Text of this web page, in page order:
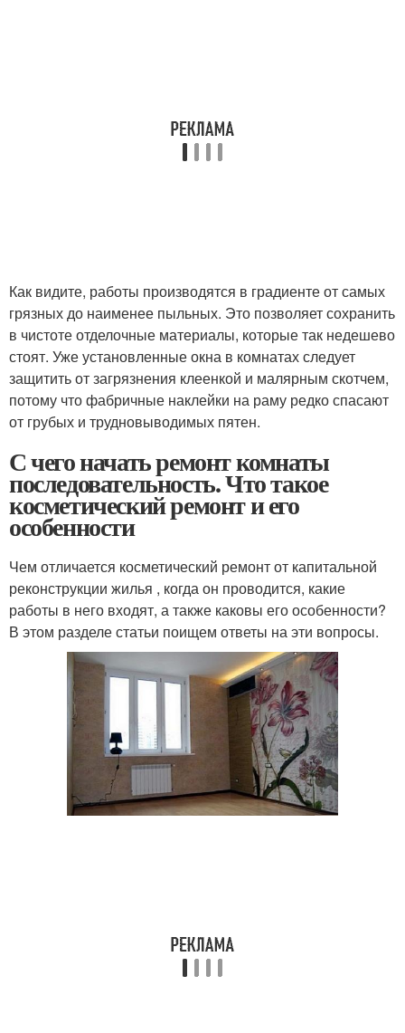
Как видите, работы производятся в градиенте от самых
грязных до наименее пыльных. Это позволяет сохранить
в чистоте отделочные материалы, которые так недешево
стоят. Уже установленные окна в комнатах следует
защитить от загрязнения клеенкой и малярным скотчем,
потому что фабричные наклейки на раму редко спасают
от грубых и трудновыводимых пятен.
С чего начать ремонт комнаты
последовательность. Что такое
косметический ремонт и его
особенности
Чем отличается косметический ремонт от капитальной
реконструкции жилья , когда он проводится, какие
работы в него входят, а также каковы его особенности?
В этом разделе статьи поищем ответы на эти вопросы.